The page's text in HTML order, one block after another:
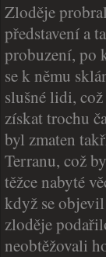
Zloděje
představení a
probuzení, po
se k němu
slušné lidi,
získat trochu
byl zmaten
Terranu, což
těžce nabyté
když se
zloděje
neobtěžovali